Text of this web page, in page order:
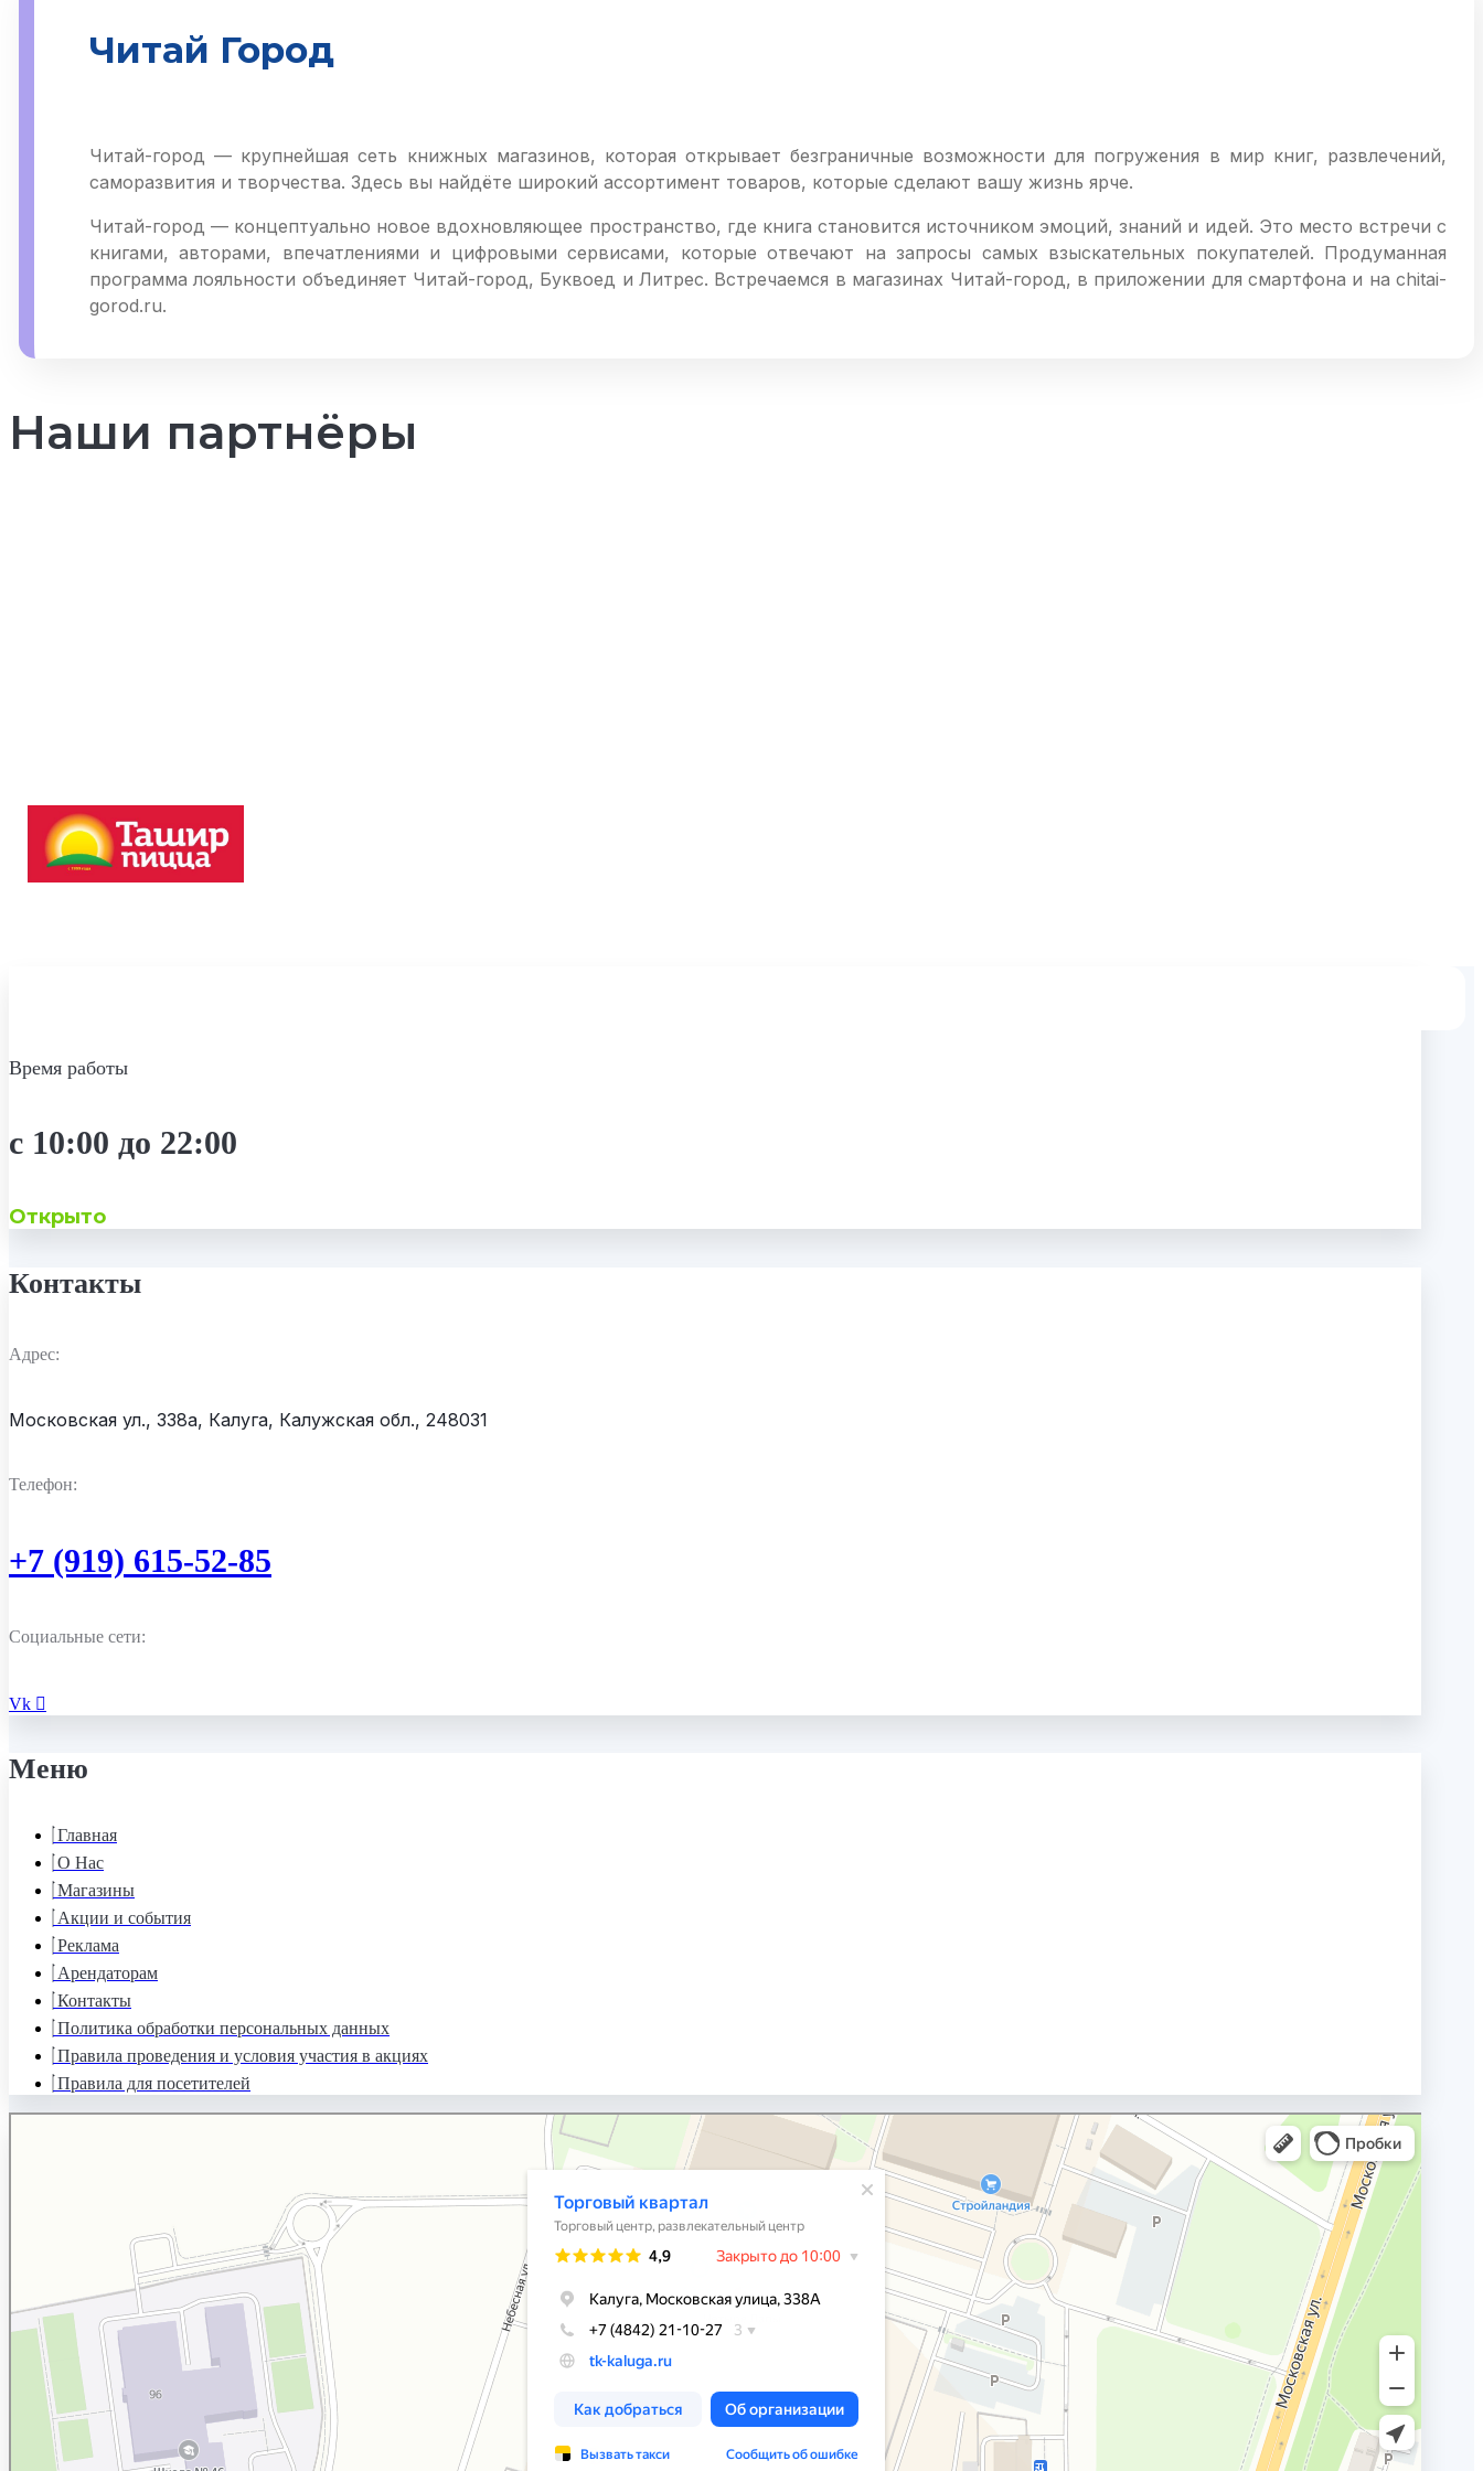
Читай Город
Читай-город — крупнейшая сеть книжных магазинов, которая открывает безграничные возможности для погружения в мир книг, развлечений,
саморазвития и творчества. Здесь вы найдёте широкий ассортимент товаров, которые сделают вашу жизнь ярче.
Читай-город — концептуально новое вдохновляющее пространство, где книга становится источником эмоций, знаний и идей. Это место встречи с
книгами, авторами, впечатлениями и цифровыми сервисами, которые отвечают на запросы самых взыскательных покупателей. Продуманная
программа лояльности объединяет Читай-город, Буквоед и Литрес. Встречаемся в магазинах Читай-город, в приложении для смартфона и на chitai-
gorod.ru.
Наши партнёры
Время работы
с 10:00 до 22:00
Открыто
Контакты
Адрес:
Московская ул., 338а, Калуга, Калужская обл., 248031
Телефон:
+7 (919) 615-52-85
Социальные сети:
Vk
Меню
Главная
О Нас
Магазины
Акции и события
Реклама
Арендаторам
Контакты
Политика обработки персональных данных
Правила проведения и условия участия в акциях
Правила для посетителей